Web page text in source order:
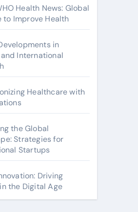
Health News: Global
to Improve Health
in
International
Healthcare with
the Global
Strategies for
Startups
Driving
the Digital Age